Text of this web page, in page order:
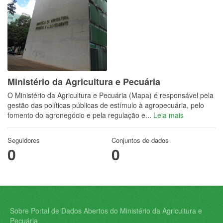
Ministério da Agricultura e Pecuária
O Ministério da Agricultura e Pecuária (Mapa) é responsável pela
gestão das políticas públicas de estímulo à agropecuária, pelo
fomento do agronegócio e pela regulação e... Leia mais
Seguidores
0
Conjuntos de dados
0
Sobre Portal de Dados Abertos do Ministério da Agricultura e
Pecuária